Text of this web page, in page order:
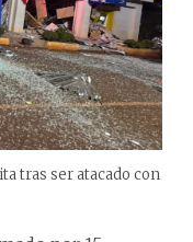
tras ser atacado con